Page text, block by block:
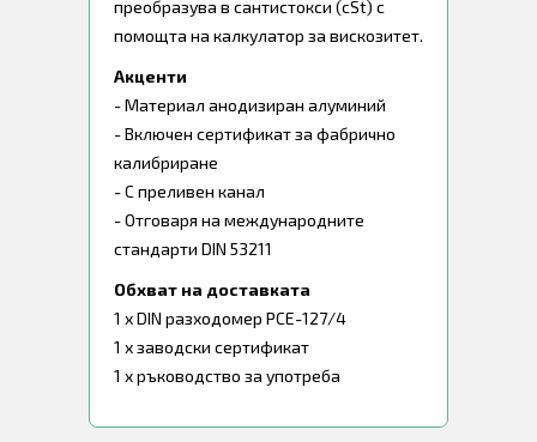
преобразува в сантистокси (cSt) с
помощта на калкулатор за вискозитет.
Акценти
- Материал анодизиран алуминий
- Включен сертификат за фабрично
калибриране
- С преливен канал
- Отговаря на международните
стандарти DIN 53211
Обхват на доставката
1 x DIN разходомер PCE-127/4
1 х заводски сертификат
1 x ръководство за употреба